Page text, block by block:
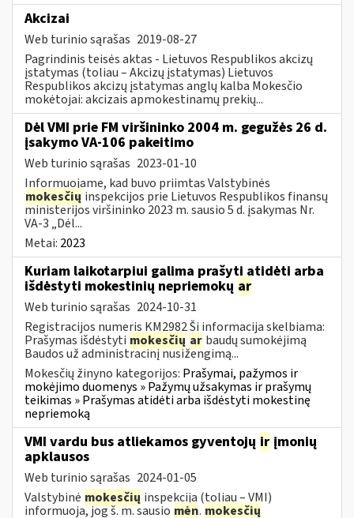
Akcizai
Web turinio sąrašas 2019-08-27
Pagrindinis teisės aktas - Lietuvos Respublikos akcizų
įstatymas (toliau – Akcizų įstatymas) Lietuvos
Respublikos akcizų įstatymas anglų kalba Mokesčio
mokėtojai: akcizais apmokestinamų prekių...
Dėl VMI prie FM viršininko 2004 m. gegužės 26 d.
įsakymo VA-106 pakeitimo
Web turinio sąrašas 2023-01-10
Informuojame, kad buvo priimtas Valstybinės
mokesčių inspekcijos prie Lietuvos Respublikos finansų
ministerijos viršininko 2023 m. sausio 5 d. įsakymas Nr.
VA-3 „Dėl...
Metai: 2023
Kuriam laikotarpiui galima prašyti atidėti arba
išdėstyti mokestinių nepriemokų ar
Web turinio sąrašas 2024-10-31
Registracijos numeris KM2982 Ši informacija skelbiama:
Prašymas išdėstyti mokesčių ar baudų sumokėjimą
Baudos už administracinį nusižengimą...
Mokesčių žinyno kategorijos: Prašymai, pažymos ir
mokėjimo duomenys » Pažymų užsakymas ir prašymų
teikimas » Prašymas atidėti arba išdėstyti mokestinę
nepriemoką
VMI vardu bus atliekamos gyventojų ir įmonių
apklausos
Web turinio sąrašas 2024-01-05
Valstybinė mokesčių inspekcija (toliau – VMI)
informuoja, jog š. m. sausio mėn. mokesčių